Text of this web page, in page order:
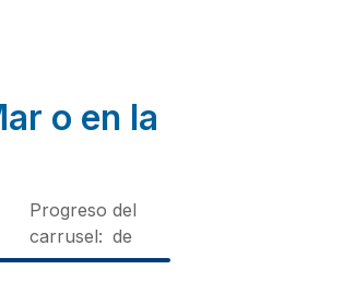
o en la
Progreso del
carrusel: de